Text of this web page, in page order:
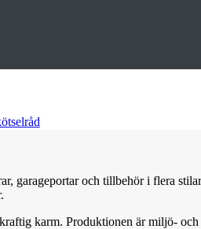
garageportar och tillbehör i flera
karm. Produktionen är miljö-